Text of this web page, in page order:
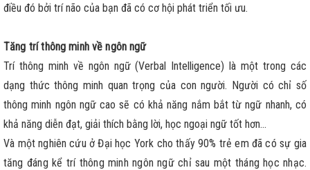
điều đó bởi trí não của bạn đã có cơ hội phát triển tối ưu.
Tăng trí thông minh về ngôn ngữ
Trí thông minh về ngôn ngữ (Verbal Intelligence) là một trong các
dạng thức thông minh quan trọng của con người. Người có chỉ số
thông minh ngôn ngữ cao sẽ có khả năng nắm bắt từ ngữ nhanh, có
khả năng diễn đạt, giải thích bằng lời, học ngoại ngữ tốt hơn...
Và một nghiên cứu ở Đại học York cho thấy 90% trẻ em đã có sự gia
tăng đáng kể trí thông minh ngôn ngữ chỉ sau một tháng học nhạc.